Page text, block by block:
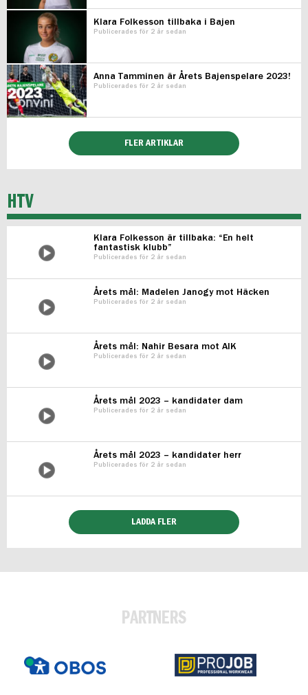
Klara Folkesson tillbaka i Bajen
Publicerades för 2 år sedan
Anna Tamminen är Årets Bajenspelare 2023!
Publicerades för 2 år sedan
FLER ARTIKLAR
HTV
Klara Folkesson är tillbaka: “En helt
fantastisk klubb”
Publicerades för 2 år sedan
Årets mål: Madelen Janogy mot Häcken
Publicerades för 2 år sedan
Årets mål: Nahir Besara mot AIK
Publicerades för 2 år sedan
Årets mål 2023 – kandidater dam
Publicerades för 2 år sedan
Årets mål 2023 – kandidater herr
Publicerades för 2 år sedan
LADDA FLER
PARTNERS